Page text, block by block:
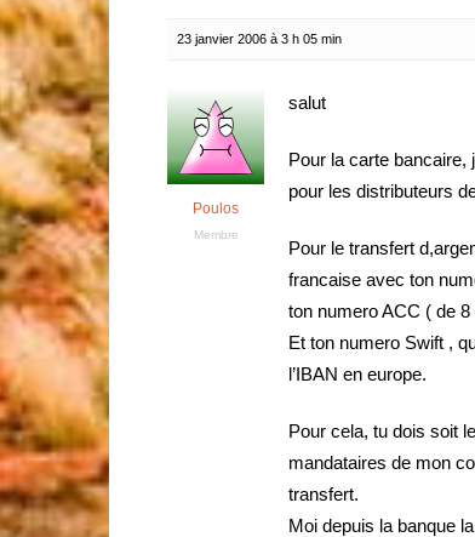
23 janvier 2006 à 3 h 05 min
Poulos
Membre
salut
Pour la carte bancaire,
pour les distributeurs
Pour le transfert
francaise avec ton
ton numero ACC ( de
Et ton numero Swift ,
l’IBAN en europe.
Pour cela, tu dois soit
mandataires de mon
transfert.
Moi depuis la banque